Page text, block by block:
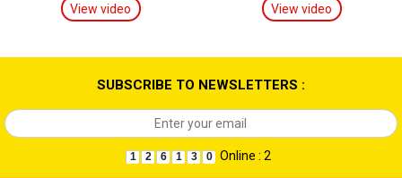
View video View video
SUBSCRIBE TO NEWSLETTERS :
1 2 6 1 3 0 Online : 2